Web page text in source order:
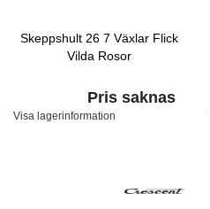
Skeppshult 26 7 Växlar Flick
Vilda Rosor
Pris saknas
Visa lagerinformation